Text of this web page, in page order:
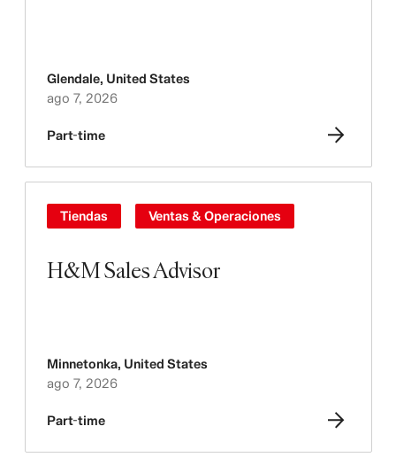
Glendale, United States
ago 7, 2026
Part-time
H&M Sales Advisor
Tiendas Ventas & Operaciones
Minnetonka, United States
ago 7, 2026
Part-time